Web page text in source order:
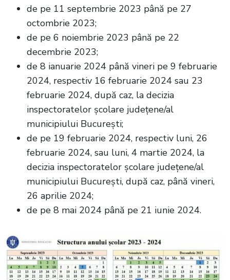
de pe 11 septembrie 2023 până pe 27
octombrie 2023;
de pe 6 noiembrie 2023 până pe 22
decembrie 2023;
de 8 ianuarie 2024 până vineri pe 9 februarie
2024, respectiv 16 februarie 2024 sau 23
februarie 2024, după caz, la decizia
inspectoratelor școlare județene/al
municipiului București;
de pe 19 februarie 2024, respectiv luni, 26
februarie 2024, sau luni, 4 martie 2024, la
decizia inspectoratelor școlare județene/al
municipiului București, după caz, până vineri,
26 aprilie 2024;
de pe 8 mai 2024 până pe 21 iunie 2024.